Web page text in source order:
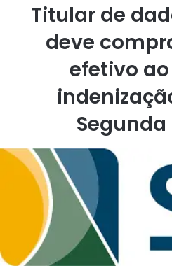
Titular de
deve
efetivo